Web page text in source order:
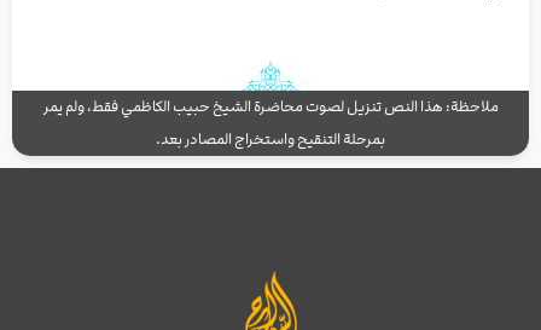
ملاحظة: هذا النص تنزيل لصوت محاضرة الشيخ حبيب الكاظمي فقط، ولم يمر
بمرحلة التنقيح واستخراج المصادر بعد.